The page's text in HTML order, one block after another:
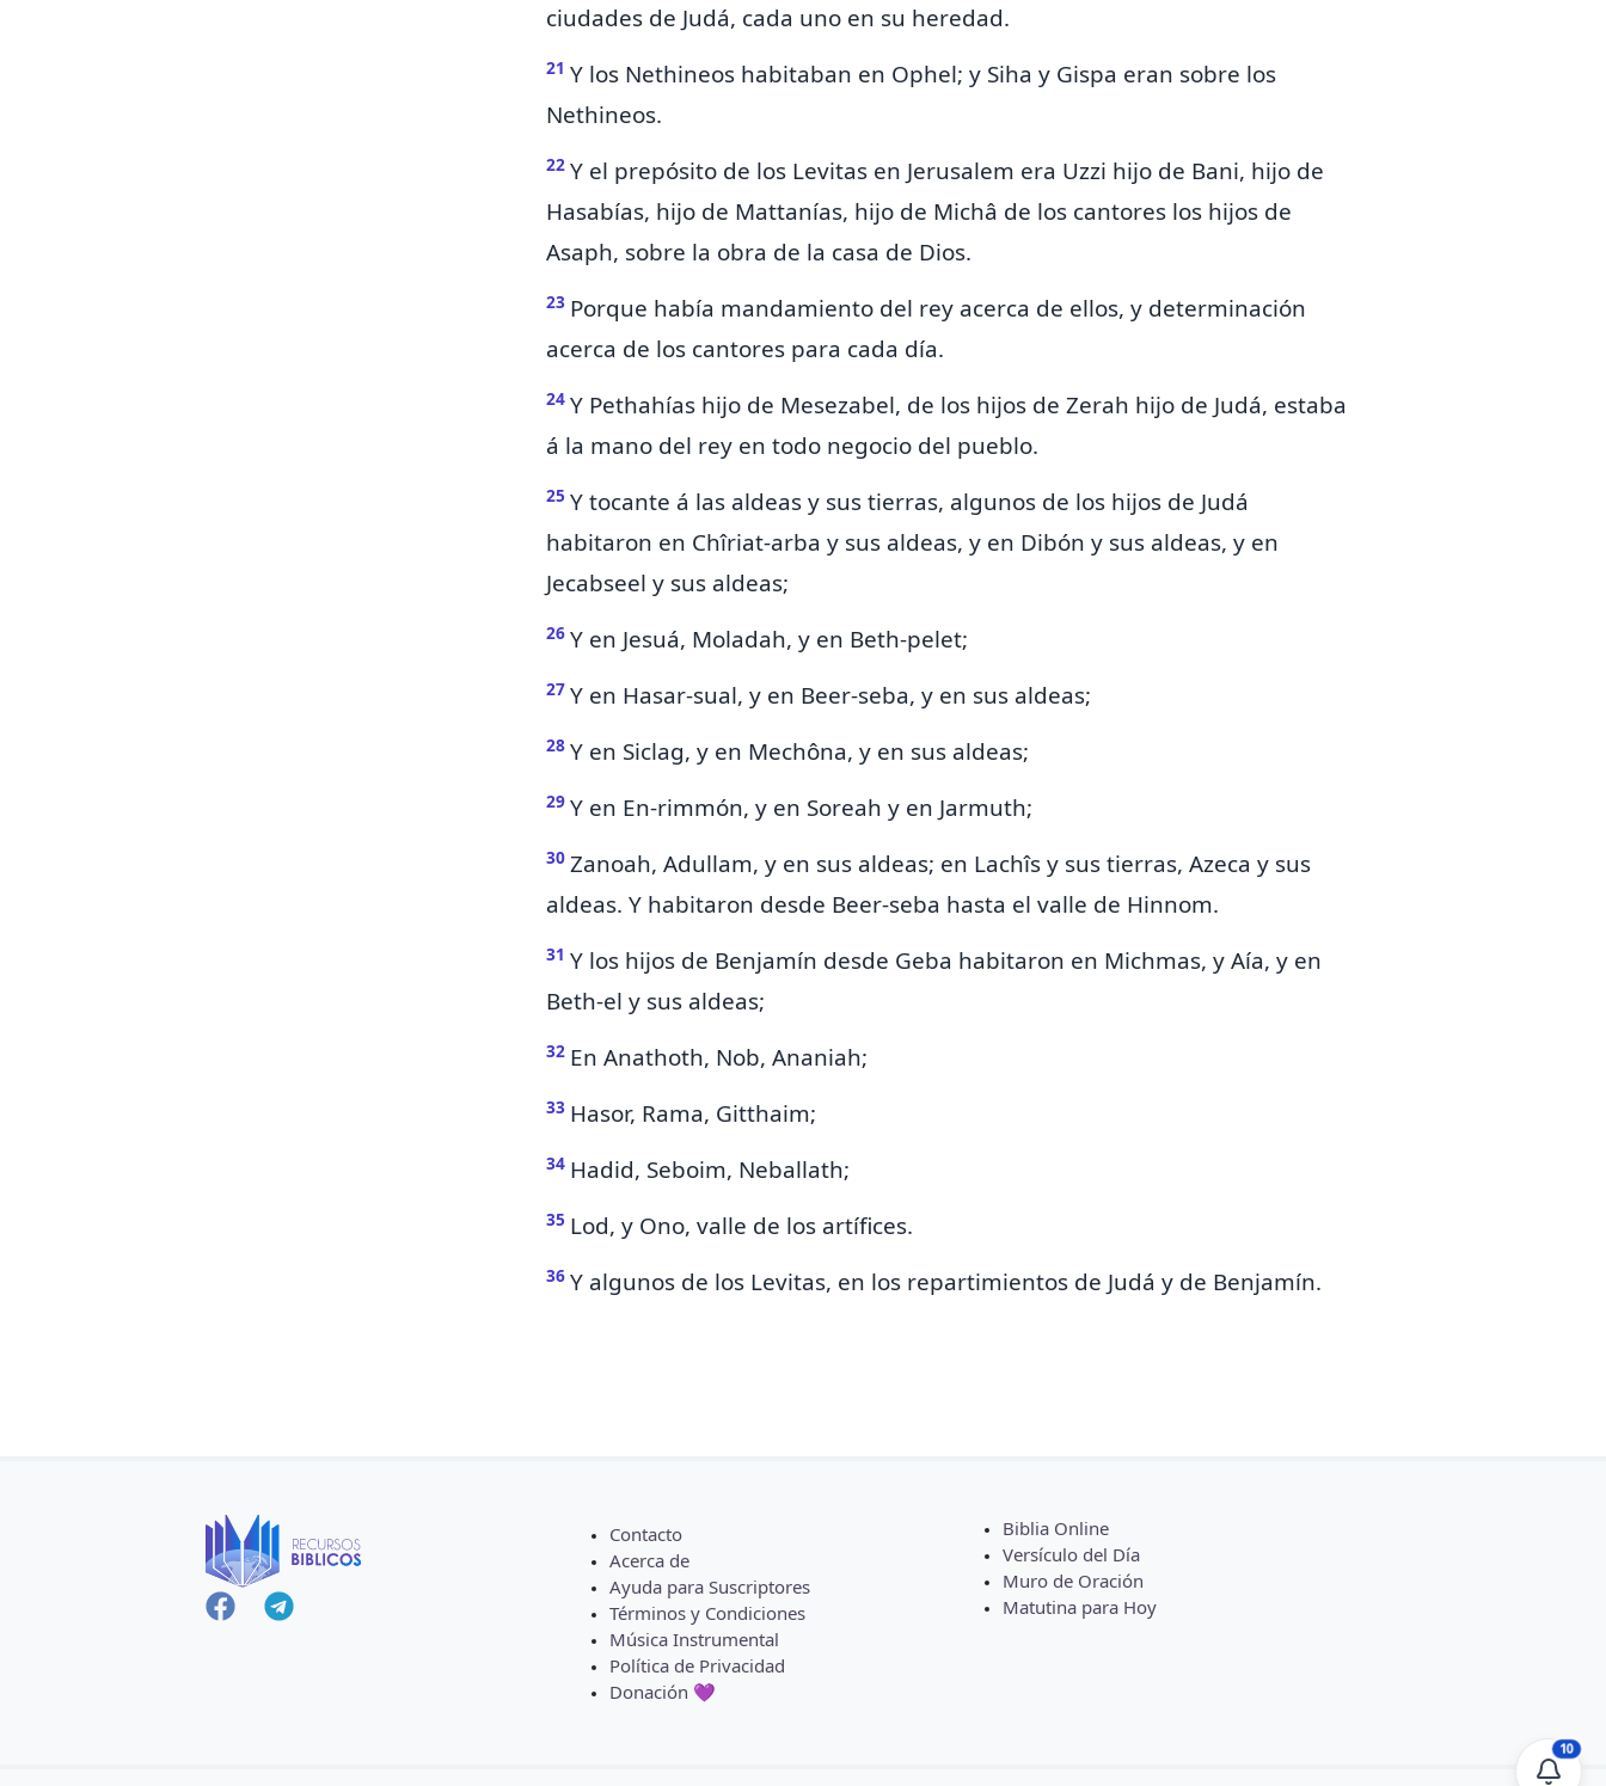
ciudades de Judá, cada uno en su heredad.
21 Y los Nethineos habitaban en Ophel; y Siha y Gispa eran sobre los
Nethineos.
22 Y el prepósito de los Levitas en Jerusalem era Uzzi hijo de Bani, hijo de
Hasabías, hijo de Mattanías, hijo de Michâ de los cantores los hijos de
Asaph, sobre la obra de la casa de Dios.
23 Porque había mandamiento del rey acerca de ellos, y determinación
acerca de los cantores para cada día.
24 Y Pethahías hijo de Mesezabel, de los hijos de Zerah hijo de Judá, estaba
á la mano del rey en todo negocio del pueblo.
25 Y tocante á las aldeas y sus tierras, algunos de los hijos de Judá
habitaron en Chîriat-arba y sus aldeas, y en Dibón y sus aldeas, y en
Jecabseel y sus aldeas;
26 Y en Jesuá, Moladah, y en Beth-pelet;
27 Y en Hasar-sual, y en Beer-seba, y en sus aldeas;
28 Y en Siclag, y en Mechôna, y en sus aldeas;
29 Y en En-rimmón, y en Soreah y en Jarmuth;
30 Zanoah, Adullam, y en sus aldeas; en Lachîs y sus tierras, Azeca y sus
aldeas. Y habitaron desde Beer-seba hasta el valle de Hinnom.
31 Y los hijos de Benjamín desde Geba habitaron en Michmas, y Aía, y en
Beth-el y sus aldeas;
32 En Anathoth, Nob, Ananiah;
33 Hasor, Rama, Gitthaim;
34 Hadid, Seboim, Neballath;
35 Lod, y Ono, valle de los artífices.
36 Y algunos de los Levitas, en los repartimientos de Judá y de Benjamín.
Contacto
Acerca de
Ayuda para Suscriptores
Términos y Condiciones
Música Instrumental
Política de Privacidad
Donación 💜
Biblia Online
Versículo del Día
Muro de Oración
Matutina para Hoy
10